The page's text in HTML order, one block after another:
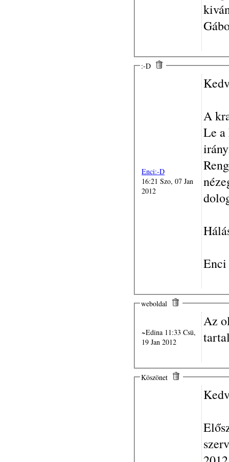
:-D
Enci:-D
16:21 Szo, 07 Jan
2012
A
Le
Enci
weboldal
~Edina 11:33 Csü,
19 Jan 2012
Az
Köszönet